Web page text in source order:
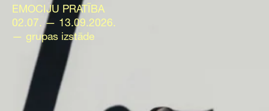
EMOCIJU PRATĪBA
02.07. — 13.09.2026.
— grupas izstāde